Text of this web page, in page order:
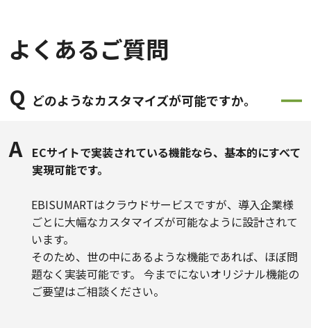
よくあるご質問
Q どのようなカスタマイズが可能ですか。
A
ECサイトで実装されている機能なら、基本的にすべて
実現可能です。
EBISUMARTはクラウドサービスですが、導入企業様
ごとに大幅なカスタマイズが可能なように設計されて
います。
そのため、世の中にあるような機能であれば、ほぼ問
題なく実装可能です。 今までにないオリジナル機能の
ご要望はご相談ください。